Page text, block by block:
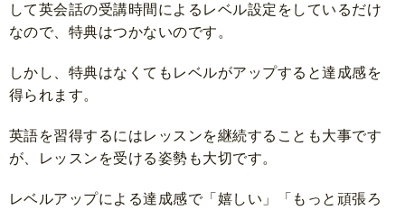
して英会話の受講時間によるレベル設定をしているだけ
なので、特典はつかないのです。
しかし、特典はなくてもレベルがアップすると達成感を
得られます。
英語を習得するにはレッスンを継続することも大事です
が、レッスンを受ける姿勢も大切です。
レベルアップによる達成感で「嬉しい」「もっと頑張ろ